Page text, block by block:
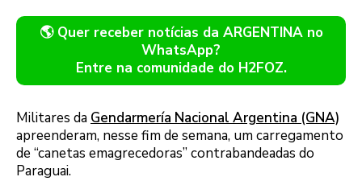
🌎 Quer receber notícias da ARGENTINA no
WhatsApp?
Entre na comunidade do H2FOZ.
Militares da Gendarmería Nacional Argentina (GNA)
apreenderam, nesse fim de semana, um carregamento
de “canetas emagrecedoras” contrabandeadas do
Paraguai.